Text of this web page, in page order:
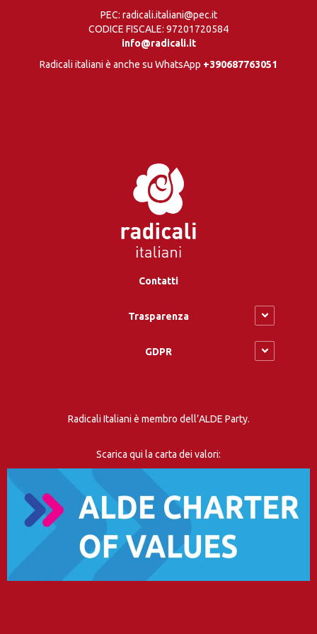
PEC: radicali.italiani@pec.it
CODICE FISCALE: 97201720584
info@radicali.it
Radicali italiani è anche su WhatsApp +390687763051
Contatti
Trasparenza
GDPR
Radicali Italiani è membro dell’ALDE Party.
Scarica qui la carta dei valori: